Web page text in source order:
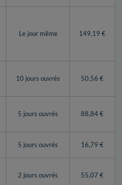
Le jour même 149,19 €
10 jours ouvrés 50,56 €
5 jours ouvrés 88,84 €
5 jours ouvrés 16,79 €
2 jours ouvrés 55,07 €